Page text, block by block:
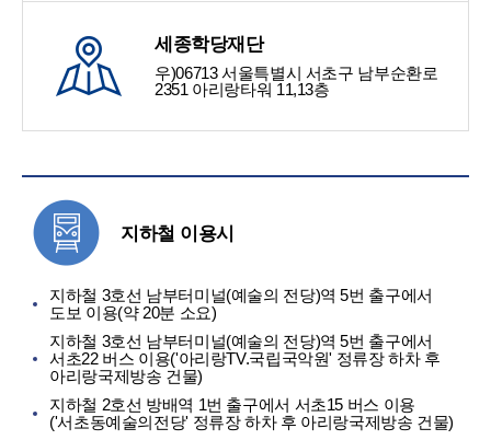
세종학당재단
우)06713 서울특별시 서초구 남부순환로
2351 아리랑타워 11,13층
지하철 이용시
지하철 3호선 남부터미널(예술의 전당)역 5번 출구에서
도보 이용(약 20분 소요)
지하철 3호선 남부터미널(예술의 전당)역 5번 출구에서
서초22 버스 이용('아리랑TV.국립국악원' 정류장 하차 후
아리랑국제방송 건물)
지하철 2호선 방배역 1번 출구에서 서초15 버스 이용
('서초동예술의전당' 정류장 하차 후 아리랑국제방송 건물)